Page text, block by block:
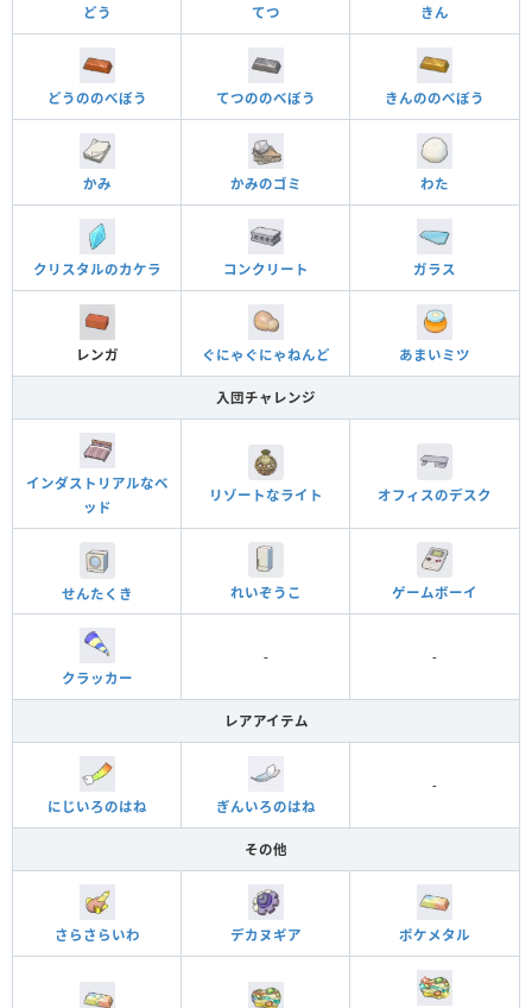
どう てつ きん
どうののべぼう てつののべぼう きんののべぼう
かみ かみのゴミ わた
クリスタルのカケラ コンクリート ガラス
レンガ ぐにゃぐにゃねんど あまいミツ
入団チャレンジ
インダストリアルなベ
ッド
リゾートなライト オフィスのデスク
せんたくき れいぞうこ ゲームボーイ
クラッカー
- -
レアアイテム
にじいろのはね ぎんいろのはね
-
その他
さらさらいわ デカヌギア ポケメタル